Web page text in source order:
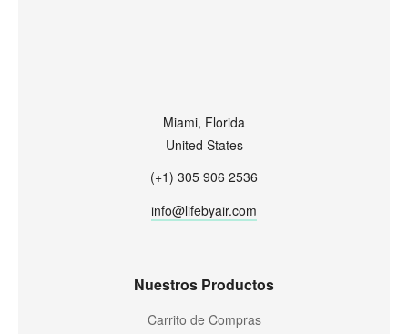
Miami, Florida
United States
(+1) 305 906 2536
info@lifebyair.com
Nuestros Productos
Carrito de Compras